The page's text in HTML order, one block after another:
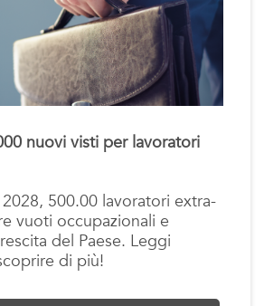
nuovi visti per lavoratori
500.00 lavoratori extra-
vuoti occupazionali e
del Paese. Leggi
di più!